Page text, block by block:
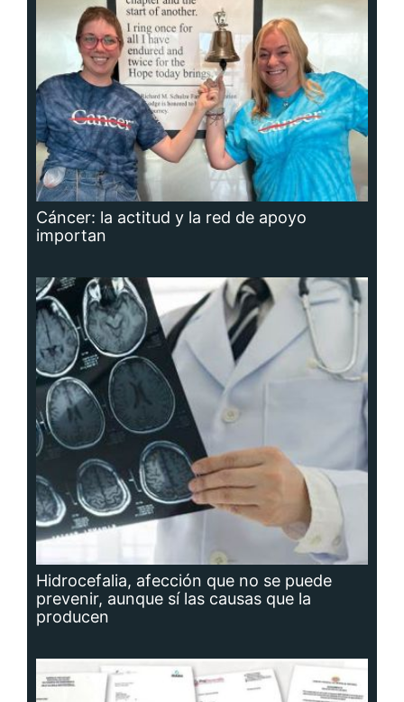
Cáncer: la actitud y la red de apoyo
importan
Hidrocefalia, afección que no se puede
prevenir, aunque sí las causas que la
producen